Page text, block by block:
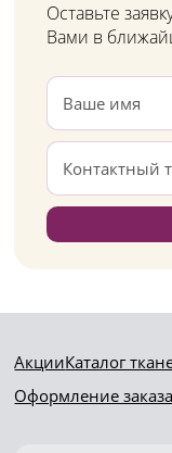
Оставьте
Вами в
АкцииКаталог
Оформление заказа